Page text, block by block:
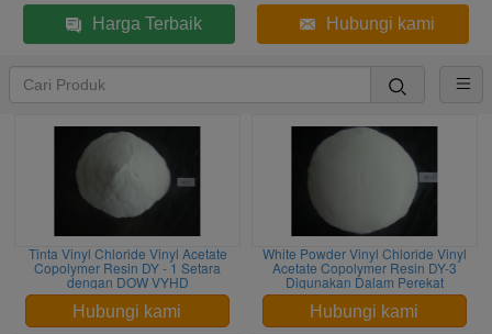
Harga Terbaik Hubungi kami
Tinta Vinyl Chloride Vinyl Acetate
Copolymer Resin DY - 1 Setara
dengan DOW VYHD
Hubungi kami
White Powder Vinyl Chloride Vinyl
Acetate Copolymer Resin DY-3
Digunakan Dalam Perekat
Hubungi kami